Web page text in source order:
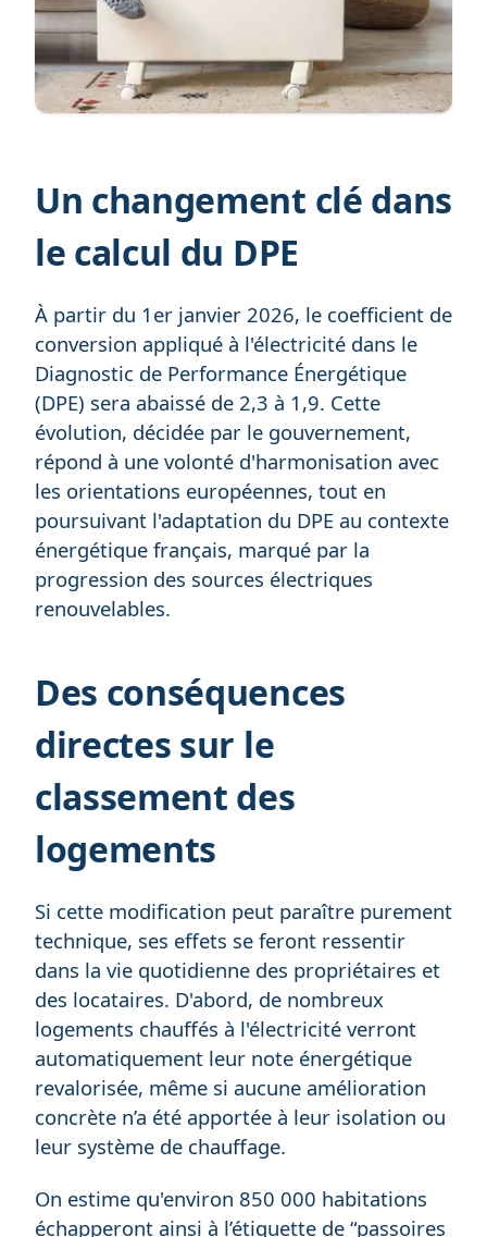
Un changement clé dans
le calcul du DPE
À partir du 1er janvier 2026, le coefficient de
conversion appliqué à l'électricité dans le
Diagnostic de Performance Énergétique
(DPE) sera abaissé de 2,3 à 1,9. Cette
évolution, décidée par le gouvernement,
répond à une volonté d'harmonisation avec
les orientations européennes, tout en
poursuivant l'adaptation du DPE au contexte
énergétique français, marqué par la
progression des sources électriques
renouvelables.
Des conséquences
directes sur le
classement des
logements
Si cette modification peut paraître purement
technique, ses effets se feront ressentir
dans la vie quotidienne des propriétaires et
des locataires. D'abord, de nombreux
logements chauffés à l'électricité verront
automatiquement leur note énergétique
revalorisée, même si aucune amélioration
concrète n’a été apportée à leur isolation ou
leur système de chauffage.
On estime qu'environ 850 000 habitations
échapperont ainsi à l’étiquette de “passoires